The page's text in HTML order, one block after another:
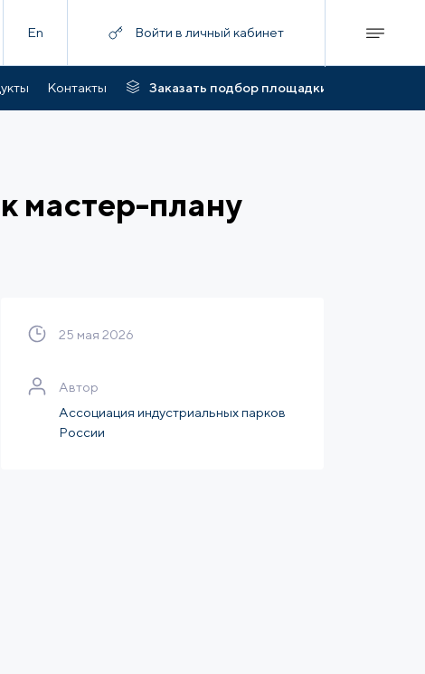
En Войти в личный кабинет
Контакты Заказать подбор площадки
мастер-плану
25 мая 2026
Автор
Ассоциация индустриальных парков
России